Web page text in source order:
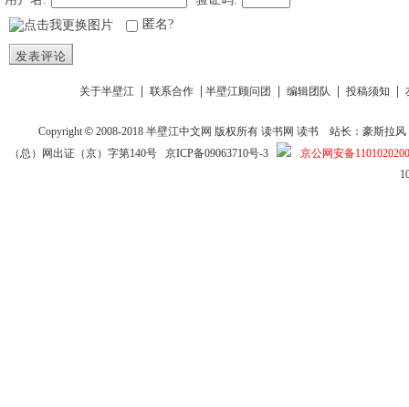
匿名?
发表评论
关于半壁江 联系合作 半壁江顾问团 编辑团队 投稿须知
Copyright © 2008-2018半壁江中文网 版权所有读书网 读书
站长：豪斯拉风
（总）网出证（京）字第140号 京ICP备09063710号-3
京公网安备